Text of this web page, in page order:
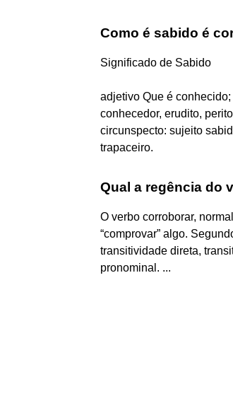
Como é sabido é
Significado de Sabido
adjetivo Que é
conhecedor, erudito,
circunspecto: sujeito
trapaceiro.
Qual a regência do
O verbo corroborar,
“comprovar” algo.
transitividade direta,
pronominal. ...